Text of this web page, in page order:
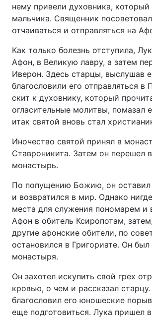
Реклама на сайті
Моніторинг
нему привели духовника, который
мальчика. Священник
отчаиваться и отправляться на
Как только болезнь отступила,
Афон, в Великую лавру, а затем
Иверон. Здесь старцы, выслушав
благословили его отправляться в
скит к духовнику, который
огласительные молитвы, помазал
итак святой вновь стал
Иночество святой принял в
Ставроникита. Затем он перешел
монастырь.
По попущению Божию, он оставил
и возвратился в мир. Однако
места для служения пономарем и
Афон в обитель Ксиропотам,
другие афонские обители, по
остановился в Григориате. Он был
монастыря.
Он захотел искупить свой грех
кровью, о чем и рассказал
благословил его юношеские
еще подготовиться. Лука пришел